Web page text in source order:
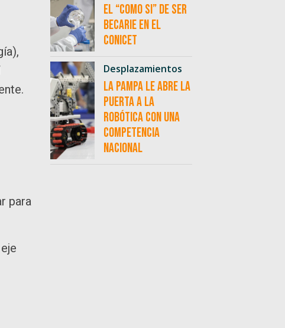
para
El “como si” de ser
becarie en el
CONICET
Desplazamientos
La Pampa le abre la
puerta a la
robótica con una
competencia
nacional